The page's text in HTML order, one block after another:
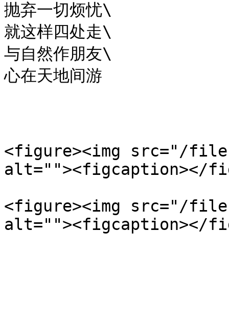
抛弃一切烦忧\
就这样四处走\
与自然作朋友\
心在天地间游
<figure><img src="/
alt=""><figcaption></
<figure><img src="/files/